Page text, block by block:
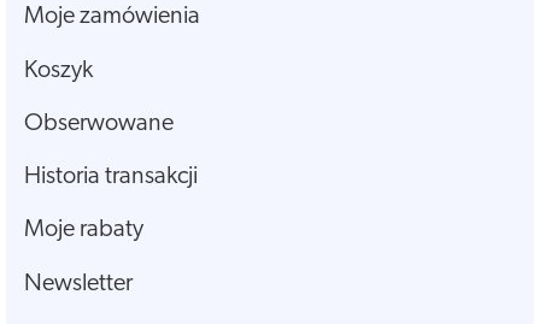
Moje zamówienia
Koszyk
Obserwowane
Historia transakcji
Moje rabaty
Newsletter